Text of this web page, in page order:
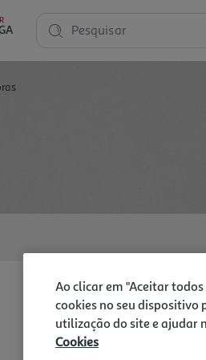
Pesquisar
Ao clicar em "Aceitar
cookies no seu dispositivo
utilização do site e ajudar
Cookies